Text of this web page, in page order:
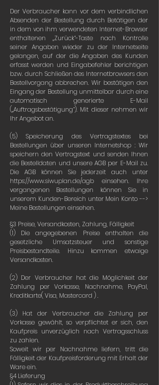
Der Verbraucher kann vor dem verbindlichen
Absenden der Bestellung durch Betätigen der
in dem von ihm verwendeten Internet-Browser
enthaltenen „Zurück“-Taste nach Kontrolle
seiner Angaben wieder zu der Internetseite
gelangen, auf der die Angaben des Kunden
erfasst werden und Eingabefehler berichtigen
bzw. durch Schließen des Internetbrowsers den
Bestellvorgang abbrechen. Wir bestätigen den
Eingang der Bestellung unmittelbar durch eine
automatisch generierte E-Mail
(„Auftragsbestätigung“). Mit dieser nehmen wir
Ihr Angebot an.
(5) Speicherung des Vertragstextes bei
Bestellungen über unseren Internetshop : Wir
speichern den Vertragstext und senden Ihnen
die Bestelldaten und unsere AGB per E-Mail zu.
Die AGB können Sie jederzeit auch unter
https://www.siwuplan.de/agb einsehen. Ihre
vergangenen Bestellungen können Sie in
unserem Kunden-Bereich unter Mein Konto -->
Meine Bestellungen einsehen.
§3 Preise, Versandkosten, Zahlung, Fälligkeit
(1) Die angegebenen Preise enthalten die
gesetzliche Umsatzsteuer und sonstige
Preisbestandteile. Hinzu kommen etwaige
Versandkosten.
(2) Der Verbraucher hat die Möglichkeit der
Zahlung per Vorkasse, Nachnahme, PayPal,
Kreditkarte( Visa, Mastercard ) .
(3) Hat der Verbraucher die Zahlung per
Vorkasse gewählt, so verpflichtet er sich, den
Kaufpreis unverzüglich nach Vertragsschluss
zu zahlen.
Soweit wir per Nachnahme liefern, tritt die
Fälligkeit der Kaufpreisforderung mit Erhalt der
Ware ein.
§4 Lieferung